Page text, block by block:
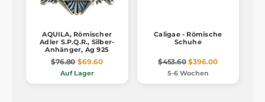
AQUILA, Römischer
Adler S.P.Q.R., Silber-
Anhänger, Ag 925
$76.80 $69.60
Auf Lager
Caligae - Römische
Schuhe
$453.60 $396.00
5-6 Wochen